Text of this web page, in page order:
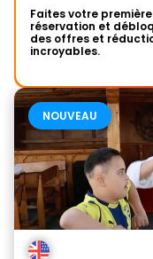
Faites votre première
réservation et
des offres et
incroyables.
NOUVEAU